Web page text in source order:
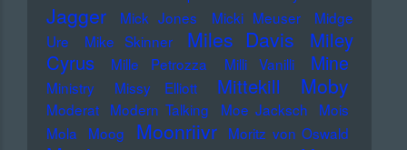
Jagger
Mick Jones Micki Meuser
Midge
Ure
Mike Skinner Miles Davis
Miley
Cyrus
Mille Petrozza Milli Vanilli Mine
Ministry Missy Elliott Mittekill Moby
Moderat Modern Talking Moe Jacksch
Mois
Mola
Moog Moonriivr Moritz von Oswald